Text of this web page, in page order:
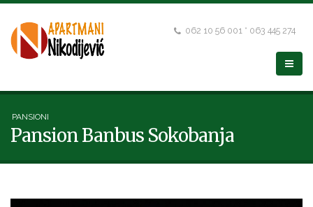
062 10 56 001 * 063 445 274
PANSIONI
Pansion Banbus Sokobanja